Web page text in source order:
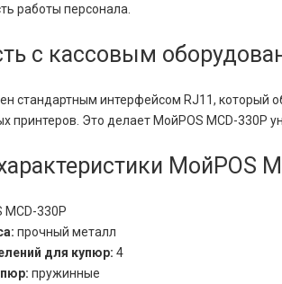
работы персонала.
с кассовым
стандартным интерфейсом RJ11, который
принтеров. Это делает МойPOS MCD-
МойPOS
MCD-330Р
прочный металл
для купюр: 4
пружинные